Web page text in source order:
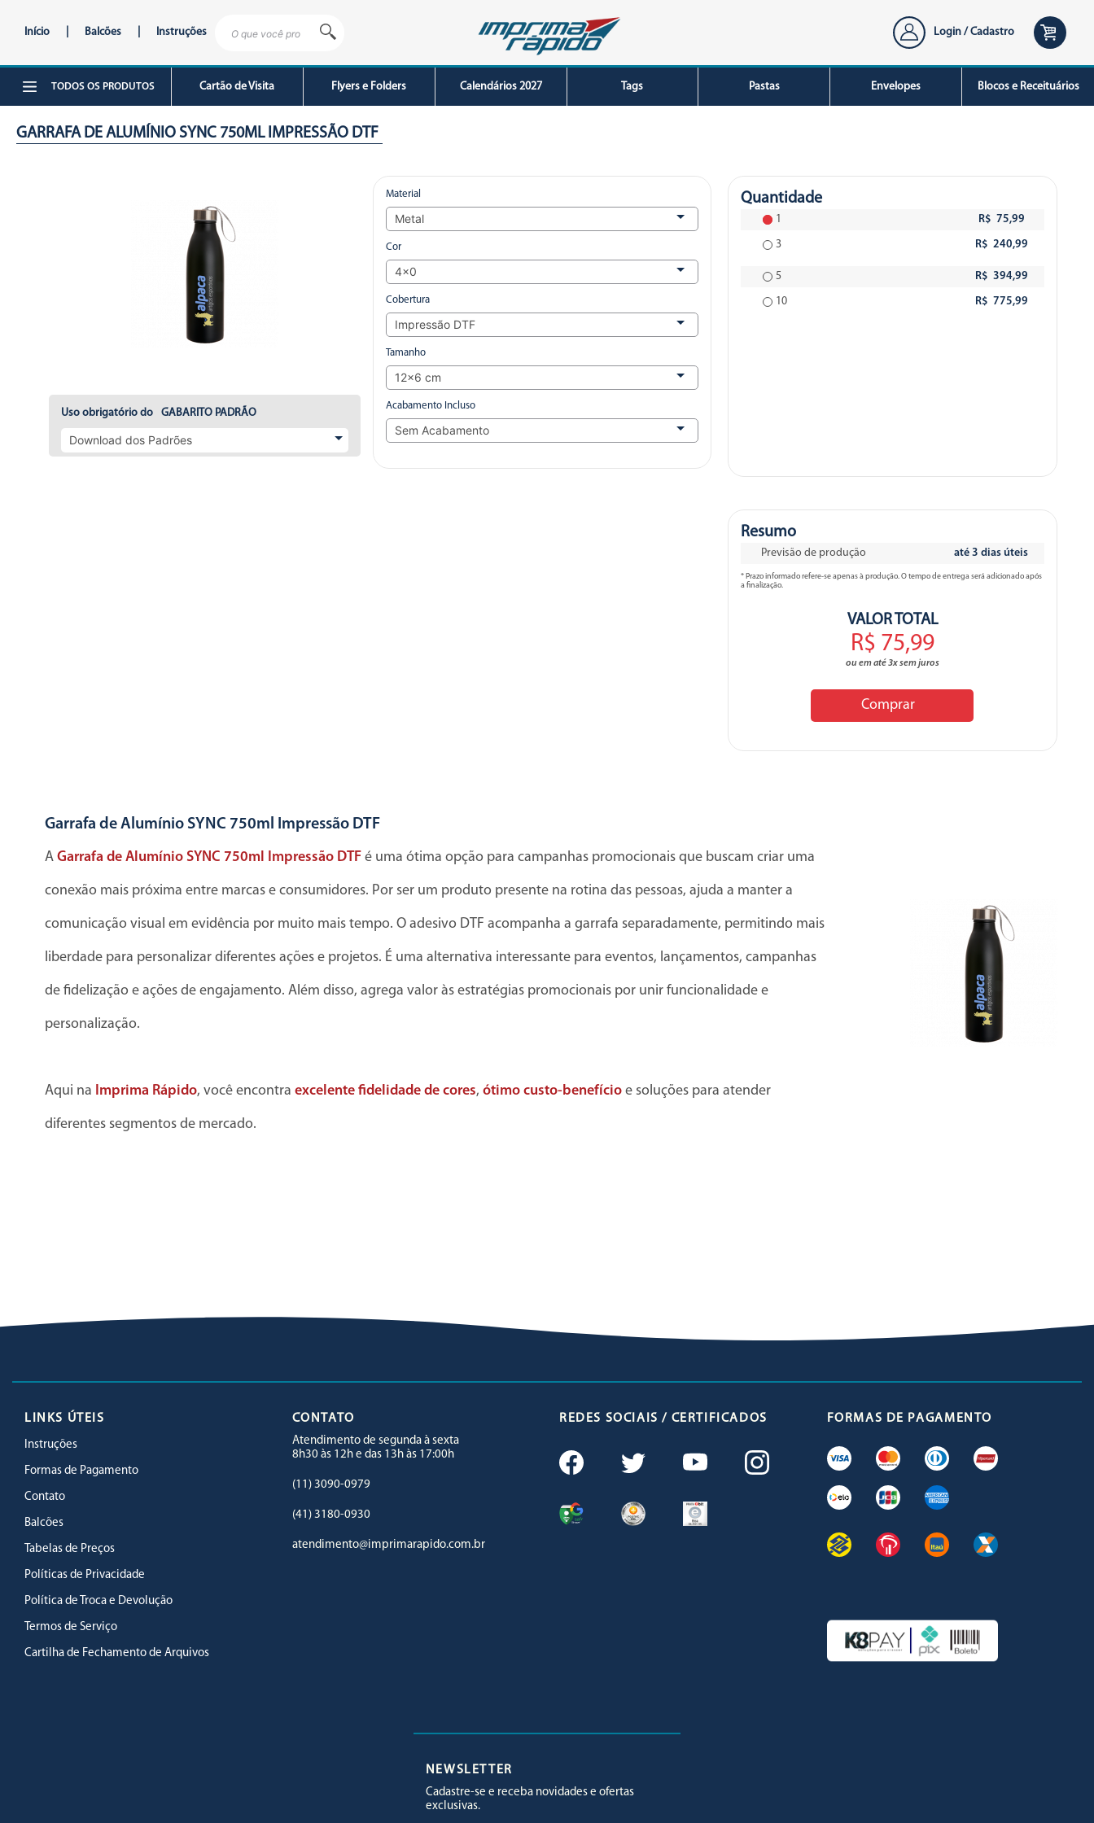
Início Balcões Instruções Login / Cadastro
TODOS OS PRODUTOS Cartão de Visita Flyers e Folders Calendários 2027 Tags Pastas Envelopes Blocos e Receituários
GARRAFA DE ALUMÍNIO SYNC 750ML IMPRESSÃO DTF
Uso obrigatório do GABARITO PADRÃO
Material
Cor
Cobertura
Tamanho
Acabamento Incluso
Quantidade
1 R$ 75,99
3 R$ 240,99
5 R$ 394,99
10 R$ 775,99
Resumo
Previsão de produção até 3 dias úteis
* Prazo informado refere-se apenas à produção. O tempo de entrega será adicionado após
a finalização.
VALOR TOTAL
R$ 75,99
ou em até 3x sem juros
Comprar
Garrafa de Alumínio SYNC 750ml Impressão DTF
A Garrafa de Alumínio SYNC 750ml Impressão DTF é uma ótima opção para campanhas promocionais que buscam criar uma
conexão mais próxima entre marcas e consumidores. Por ser um produto presente na rotina das pessoas, ajuda a manter a
comunicação visual em evidência por muito mais tempo. O adesivo DTF acompanha a garrafa separadamente, permitindo mais
liberdade para personalizar diferentes ações e projetos. É uma alternativa interessante para eventos, lançamentos, campanhas
de fidelização e ações de engajamento. Além disso, agrega valor às estratégias promocionais por unir funcionalidade e
personalização.
Aqui na Imprima Rápido, você encontra excelente fidelidade de cores, ótimo custo-benefício e soluções para atender
diferentes segmentos de mercado.
LINKS ÚTEIS
Instruções
Formas de Pagamento
Contato
Balcões
Tabelas de Preços
Políticas de Privacidade
Política de Troca e Devolução
Termos de Serviço
Cartilha de Fechamento de Arquivos
CONTATO
Atendimento de segunda à sexta
8h30 às 12h e das 13h às 17:00h
(11) 3090-0979
(41) 3180-0930
atendimento@imprimarapido.com.br
REDES SOCIAIS / CERTIFICADOS FORMAS DE PAGAMENTO
NEWSLETTER
Cadastre-se e receba novidades e ofertas
exclusivas.